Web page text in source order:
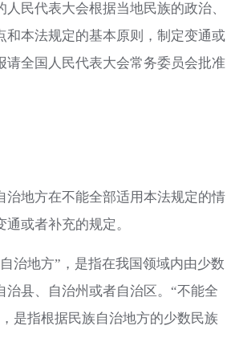
人民代表大会根据当地民族的政治、
和本法规定的基本原则，制定变通或
请全国人民代表大会常务委员会批准
治地方在不能全部适用本法规定的情
或者补充的规定。
治地方”，是指在我国领域内由少数
治县、自治州或者自治区。“不能全
是指根据民族自治地方的少数民族